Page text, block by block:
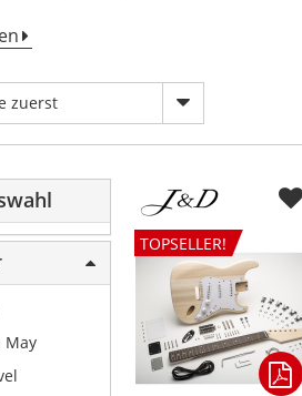
zuerst
May
TOPSELLER!